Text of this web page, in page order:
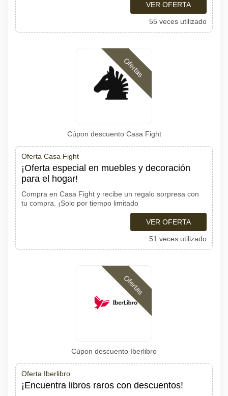
VER OFERTA
55 veces utilizado
Ofertas
Cúpon descuento Casa Fight
Oferta Casa Fight
¡Oferta especial en muebles y decoración
para el hogar!
Compra en Casa Fight y recibe un regalo sorpresa con
tu compra. ¡Solo por tiempo limitado
VER OFERTA
51 veces utilizado
Ofertas
Cúpon descuento Iberlibro
Oferta Iberlibro
¡Encuentra libros raros con descuentos!